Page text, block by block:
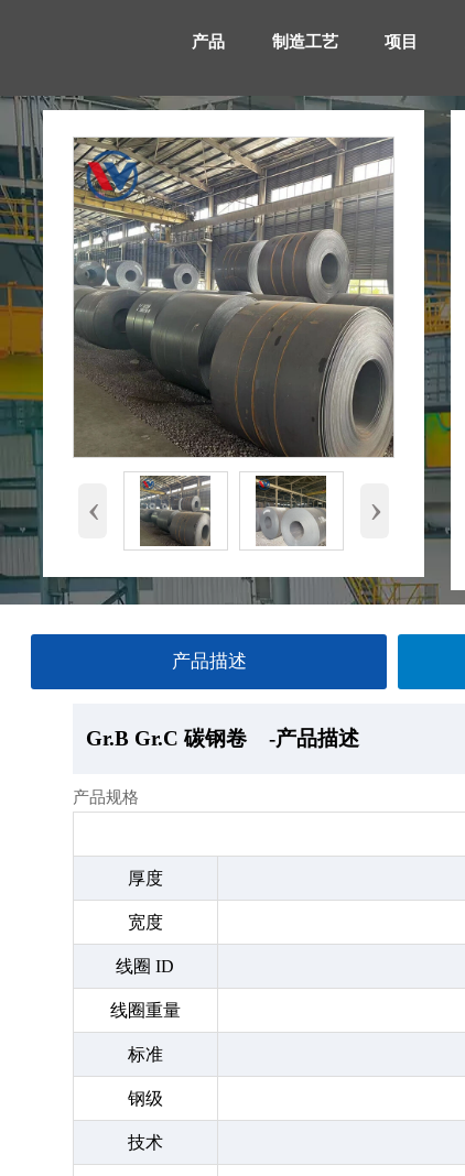
产品 制造工艺 项目
‹ ›
产品描述
Gr.B Gr.C 碳钢卷 -产品描述
产品规格
厚度
宽度
线圈 ID
线圈重量
标准
钢级
技术
Gr.B Gr.C 碳钢卷 —产品展示
Gr.B Gr.C 碳钢卷 -厂房
Gr.B Gr.C 碳钢卷 -产品包装